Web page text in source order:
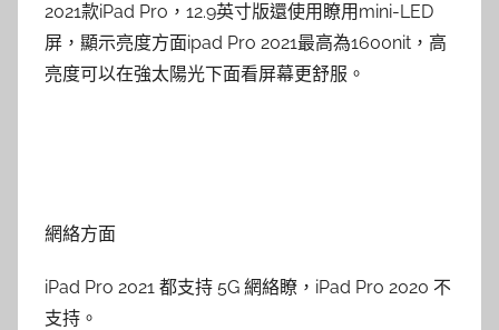
2021款iPad Pro，12.9英寸版還使用瞭用mini-LED
屏，顯示亮度方面ipad Pro 2021最高為1600nit，高
亮度可以在強太陽光下面看屏幕更舒服。
網絡方面
iPad Pro 2021 都支持 5G 網絡瞭，iPad Pro 2020 不
支持。